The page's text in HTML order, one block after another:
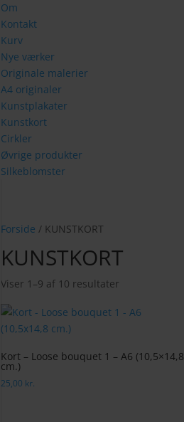
Om
Kontakt
Kurv
Nye værker
Originale malerier
A4 originaler
Kunstplakater
Kunstkort
Cirkler
Øvrige produkter
Silkeblomster
Forside / KUNSTKORT
KUNSTKORT
Viser 1–9 af 10 resultater
seneste
Kort – Loose bouquet 1 – A6 (10,5×14,8
cm.)
25,00 kr.